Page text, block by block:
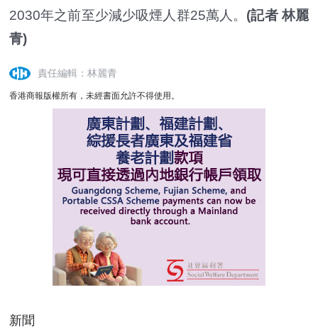
2030年之前至少減少吸煙人群25萬人。 (記者 林麗
青)
責任編輯：林麗青
香港商報版權所有，未經書面允許不得使用。
新聞